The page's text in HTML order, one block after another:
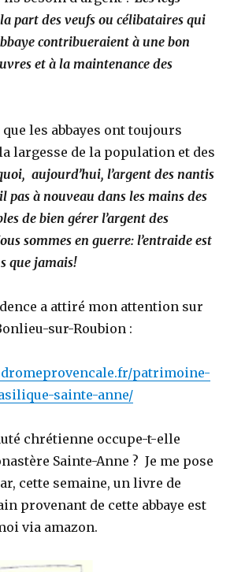
part des veufs ou célibataires qui
contribueraient à une bon
et à la maintenance des
les abbayes ont toujours
largesse de la population et des
aujourd’hui, l’argent des nantis
pas à nouveau dans les mains des
de bien gérer l’argent des
sommes en guerre: l’entraide est
que jamais!
a attiré mon attention sur
sur-Roubion :
patrimoine-
sainte-anne/
chrétienne occupe-t-elle
Sainte-Anne ? Je me pose
cette semaine, un livre de
provenant de cette abbaye est
via amazon.